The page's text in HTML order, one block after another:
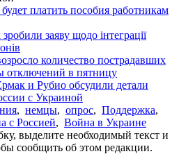
платить пособия работникам
заяву щодо інтеграції
количество пострадавших
отключений в пятницу
и Рубио обсудили детали
с Украиной
, немцы, опрос, Поддержка,
с Россией, Война в Украине
выделите необходимый текст и
сообщить об этом редакции.